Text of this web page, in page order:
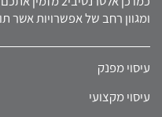
ומגוון רחב של אפשרויות אשר
עיסוי מפנק
עיסוי מקצועי